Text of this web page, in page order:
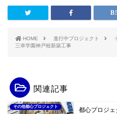
HOME 進行中プロジェクト
三幸学園神戸校新築工事
関連記事
その他都心プロジェクト 都心プロジ